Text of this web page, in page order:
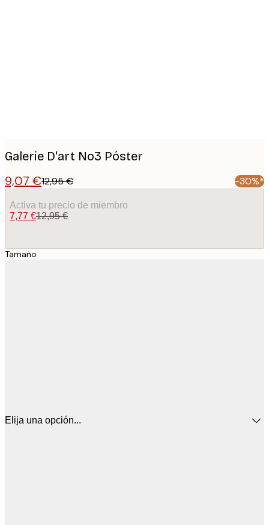
Galerie D'art No3 Póster
9,07 €12,95 € -30%*
Activa tu precio de miembro
7,77 €12,95 €
Tamaño
Elija una opción...